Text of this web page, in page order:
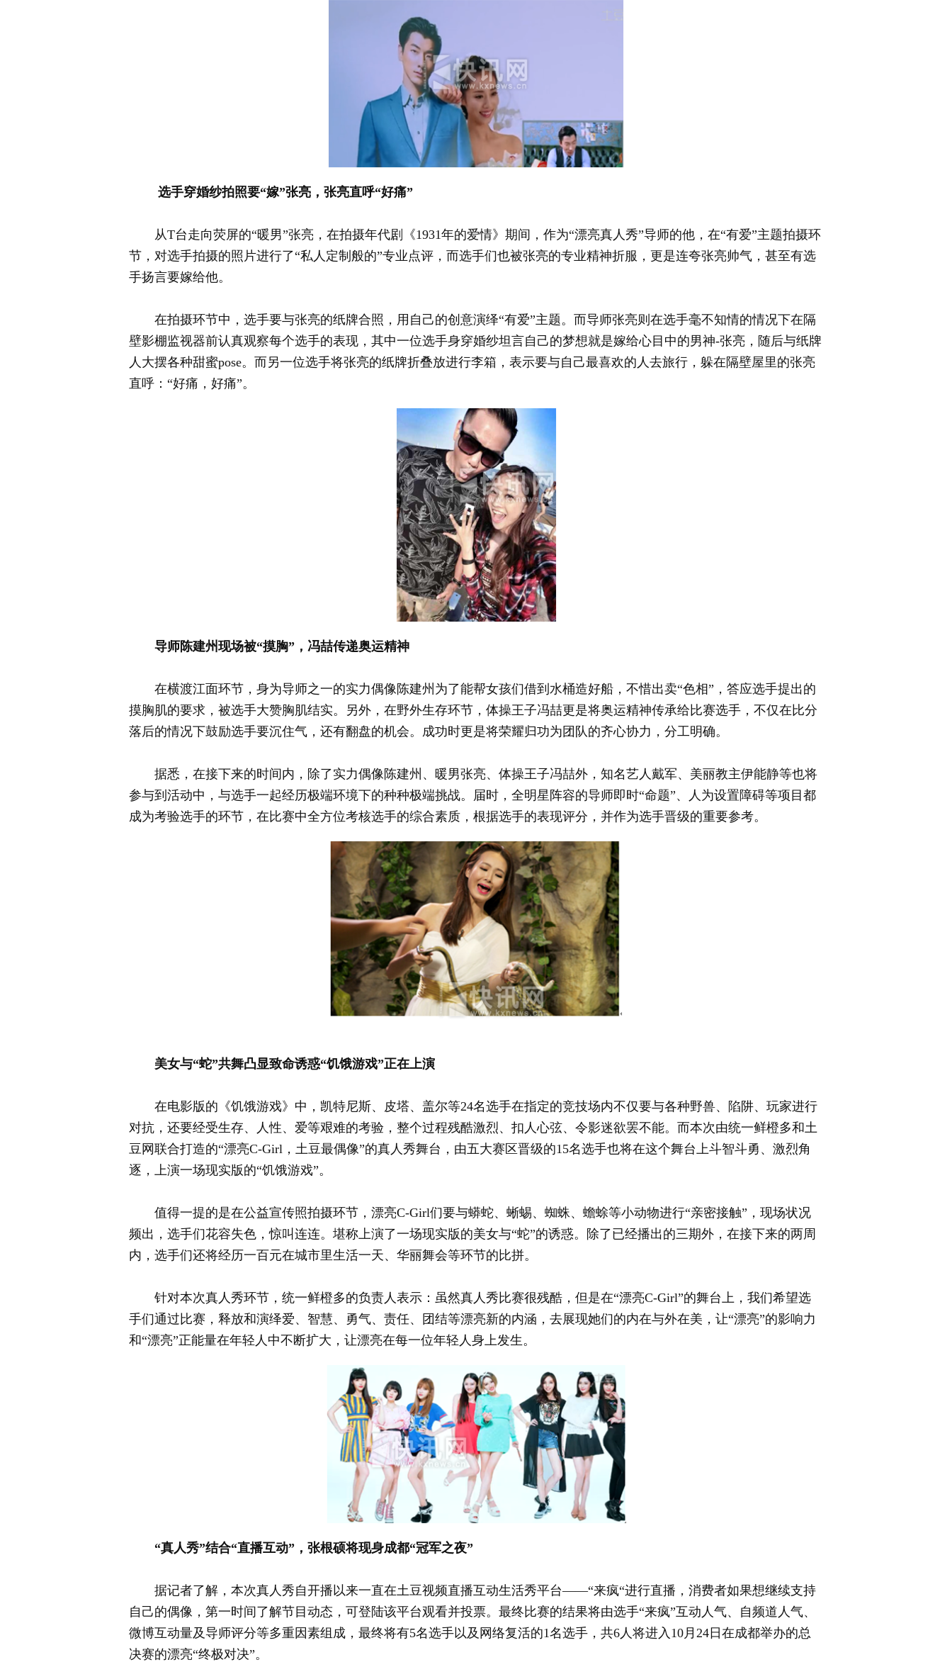
选手穿婚纱拍照要“嫁”张亮，张亮直呼“好痛”
从T台走向荧屏的“暖男”张亮，在拍摄年代剧《1931年的爱情》期间，作为“漂亮真人秀”导师的他，在“有爱”主题拍摄环
节，对选手拍摄的照片进行了“私人定制般的”专业点评，而选手们也被张亮的专业精神折服，更是连夸张亮帅气，甚至有选
手扬言要嫁给他。
在拍摄环节中，选手要与张亮的纸牌合照，用自己的创意演绎“有爱”主题。而导师张亮则在选手毫不知情的情况下在隔
壁影棚监视器前认真观察每个选手的表现，其中一位选手身穿婚纱坦言自己的梦想就是嫁给心目中的男神-张亮，随后与纸牌
人大摆各种甜蜜pose。而另一位选手将张亮的纸牌折叠放进行李箱，表示要与自己最喜欢的人去旅行，躲在隔壁屋里的张亮
直呼：“好痛，好痛”。
导师陈建州现场被“摸胸”，冯喆传递奥运精神
在横渡江面环节，身为导师之一的实力偶像陈建州为了能帮女孩们借到水桶造好船，不惜出卖“色相”，答应选手提出的
摸胸肌的要求，被选手大赞胸肌结实。另外，在野外生存环节，体操王子冯喆更是将奥运精神传承给比赛选手，不仅在比分
落后的情况下鼓励选手要沉住气，还有翻盘的机会。成功时更是将荣耀归功为团队的齐心协力，分工明确。
据悉，在接下来的时间内，除了实力偶像陈建州、暖男张亮、体操王子冯喆外，知名艺人戴军、美丽教主伊能静等也将
参与到活动中，与选手一起经历极端环境下的种种极端挑战。届时，全明星阵容的导师即时“命题”、人为设置障碍等项目都
成为考验选手的环节，在比赛中全方位考核选手的综合素质，根据选手的表现评分，并作为选手晋级的重要参考。
美女与“蛇”共舞凸显致命诱惑“饥饿游戏”正在上演
在电影版的《饥饿游戏》中，凯特尼斯、皮塔、盖尔等24名选手在指定的竞技场内不仅要与各种野兽、陷阱、玩家进行
对抗，还要经受生存、人性、爱等艰难的考验，整个过程残酷激烈、扣人心弦、令影迷欲罢不能。而本次由统一鲜橙多和土
豆网联合打造的“漂亮C-Girl，土豆最偶像”的真人秀舞台，由五大赛区晋级的15名选手也将在这个舞台上斗智斗勇、激烈角
逐，上演一场现实版的“饥饿游戏”。
值得一提的是在公益宣传照拍摄环节，漂亮C-Girl们要与蟒蛇、蜥蜴、蜘蛛、蟾蜍等小动物进行“亲密接触”，现场状况
频出，选手们花容失色，惊叫连连。堪称上演了一场现实版的美女与“蛇”的诱惑。除了已经播出的三期外，在接下来的两周
内，选手们还将经历一百元在城市里生活一天、华丽舞会等环节的比拼。
针对本次真人秀环节，统一鲜橙多的负责人表示：虽然真人秀比赛很残酷，但是在“漂亮C-Girl”的舞台上，我们希望选
手们通过比赛，释放和演绎爱、智慧、勇气、责任、团结等漂亮新的内涵，去展现她们的内在与外在美，让“漂亮”的影响力
和“漂亮”正能量在年轻人中不断扩大，让漂亮在每一位年轻人身上发生。
“真人秀”结合“直播互动”，张根硕将现身成都“冠军之夜”
据记者了解，本次真人秀自开播以来一直在土豆视频直播互动生活秀平台——“来疯“进行直播，消费者如果想继续支持
自己的偶像，第一时间了解节目动态，可登陆该平台观看并投票。最终比赛的结果将由选手“来疯”互动人气、自频道人气、
微博互动量及导师评分等多重因素组成，最终将有5名选手以及网络复活的1名选手，共6人将进入10月24日在成都举办的总
决赛的漂亮“终极对决”。